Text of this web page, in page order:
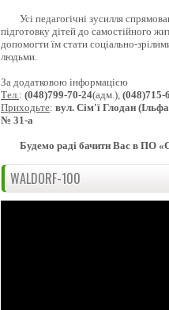
Усі педагогічні зусилля
підготовку дітей до самостійного
допомогти їм стати соціально-
людьми.
За додатковою інформацією
Тел. : (048)799-70-24(адм.), (048)715-
Приходьте: вул. Сім'ї Глодан
№ 31-а
Будемо раді бачити Вас в ПО
WALDORF-100